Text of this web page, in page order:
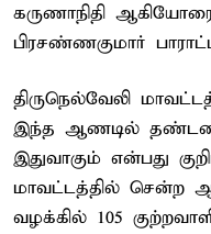
கருணாநிதி
பிரசண்ணகுமார்
திருநெல்வேலி
இந்த ஆணடில்
இதுவாகும் என்பது
மாவட்டத்தில் சென்ற
வழக்கில் 105